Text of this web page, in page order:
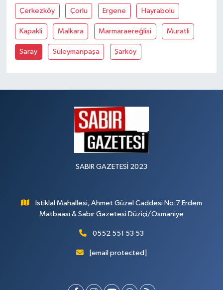
Çerkezköy Çorlu Ergene Hayrabolu
Kapakli Malkara Marmaraereğlisi Muratli
Saray Süleymanpaşa Şarköy
SABIR GAZETESİ 2023
İstiklal Mahallesi, Ahmet Güzel Caddesi No:7 Erdem
Matbaası & Sabır Gazetesi Düziçi/Osmaniye
0552 551 53 53
[email protected]